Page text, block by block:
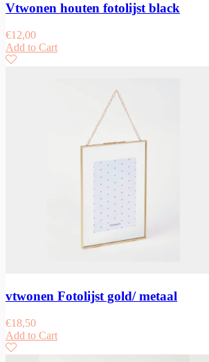
Vtwonen houten fotolijst black
€12,00
Add to Cart
vtwonen Fotolijst gold/ metaal
€18,50
Add to Cart